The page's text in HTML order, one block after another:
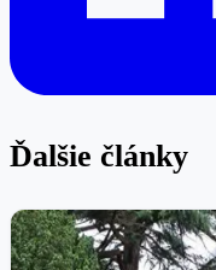
Ďalšie články